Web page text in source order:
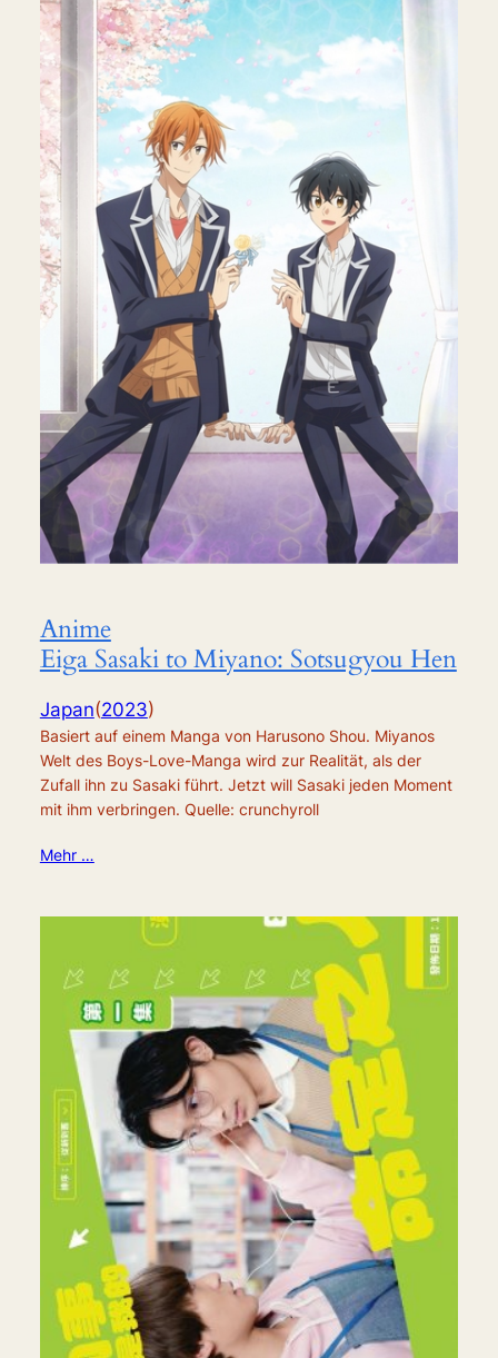
Anime
Eiga Sasaki to Miyano: Sotsugyou Hen
Japan(2023)
Basiert auf einem Manga von Harusono Shou. Miyanos
Welt des Boys-Love-Manga wird zur Realität, als der
Zufall ihn zu Sasaki führt. Jetzt will Sasaki jeden Moment
mit ihm verbringen. Quelle: crunchyroll
Mehr …